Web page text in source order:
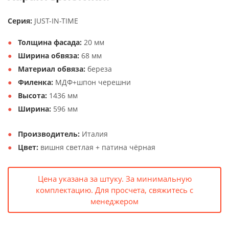
Серия: JUST-IN-TIME
Толщина фасада: 20 мм
Ширина обвяза: 68 мм
Материал обвяза: береза
Филенка: МДФ+шпон черешни
Высота: 1436 мм
Ширина: 596 мм
Производитель: Италия
Цвет: вишня светлая + патина чёрная
Цена указана за штуку. За минимальную
комплектацию. Для просчета, свяжитесь с
менеджером